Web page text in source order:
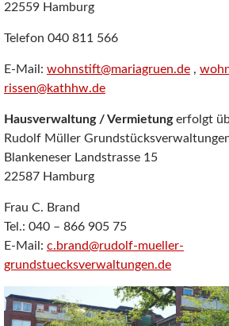
22559 Hamburg
Telefon 040 811 566
E-Mail: wohnstift@mariagruen.de ,
rissen@kathhw.de
Hausverwaltung / Vermietungerfolgt
Rudolf Müller
Blankeneser Landstrasse 15
22587 Hamburg
Frau C. Brand
Tel.: 040 – 866 905 75
E-Mail: c.brand@rudolf-mueller-
grundstuecksverwaltungen.de